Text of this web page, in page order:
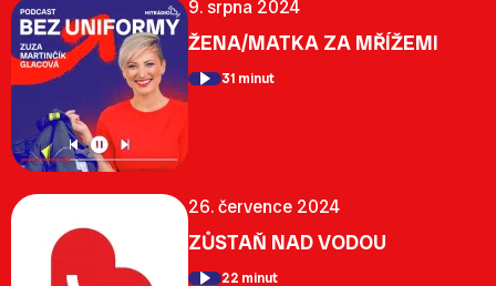
9. srpna 2024
ŽENA/MATKA ZA MŘÍŽEMI
31 minut
26. července 2024
ZŮSTAŇ NAD VODOU
22 minut